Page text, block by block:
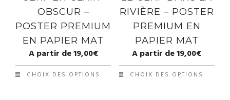
OBSCUR –
POSTER PREMIUM
EN PAPIER MAT
A partir de19,00€
CHOIX DES OPTIONS
RIVIÈRE – POSTER
PREMIUM EN
PAPIER MAT
A partir de19,00€
CHOIX DES OPTIONS